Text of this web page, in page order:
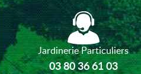
Jardinerie Particuliers
03 80 36 61 03